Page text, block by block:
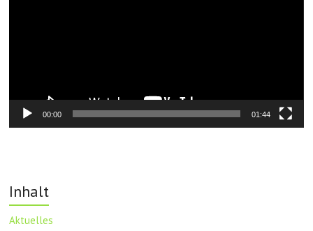
00:00 01:44
Inhalt
Aktuelles